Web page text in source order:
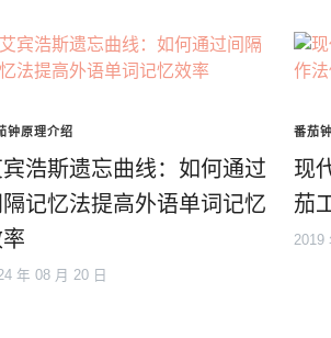
钟原理介绍
浩斯遗忘曲线：如何通过
记忆法提高外语单词记忆
年 08 月 20 日
番茄
现
茄
2019